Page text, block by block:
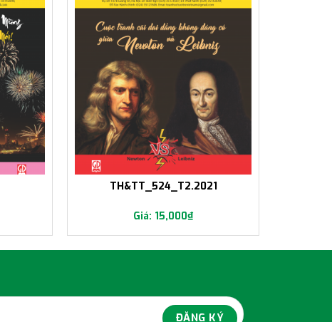
TH&TT_524_T2.2021
15,000₫